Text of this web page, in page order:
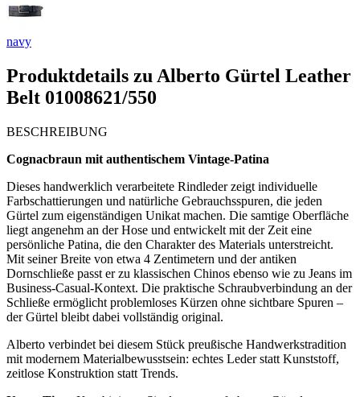
navy
Produktdetails zu Alberto Gürtel Leather
Belt 01008621/550
BESCHREIBUNG
Cognacbraun mit authentischem Vintage-Patina
Dieses handwerklich verarbeitete Rindleder zeigt individuelle
Farbschattierungen und natürliche Gebrauchsspuren, die jeden
Gürtel zum eigenständigen Unikat machen. Die samtige Oberfläche
liegt angenehm an der Hose und entwickelt mit der Zeit eine
persönliche Patina, die den Charakter des Materials unterstreicht.
Mit seiner Breite von etwa 4 Zentimetern und der antiken
Dornschließe passt er zu klassischen Chinos ebenso wie zu Jeans im
Business-Casual-Kontext. Die praktische Schraubverbindung an der
Schließe ermöglicht problemloses Kürzen ohne sichtbare Spuren –
der Gürtel bleibt dabei vollständig original.
Alberto verbindet bei diesem Stück preußische Handwerkstradition
mit modernem Materialbewusstsein: echtes Leder statt Kunststoff,
zeitlose Konstruktion statt Trends.